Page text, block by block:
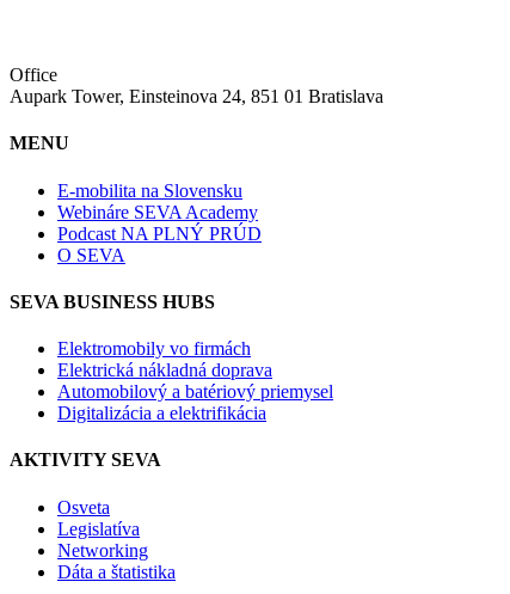
Office
Aupark Tower, Einsteinova 24, 851 01 Bratislava
MENU
E-mobilita na Slovensku
Webináre SEVA Academy
Podcast NA PLNÝ PRÚD
O SEVA
SEVA BUSINESS HUBS
Elektromobily vo firmách
Elektrická nákladná doprava
Automobilový a batériový priemysel
Digitalizácia a elektrifikácia
AKTIVITY SEVA
Osveta
Legislatíva
Networking
Dáta a štatistika